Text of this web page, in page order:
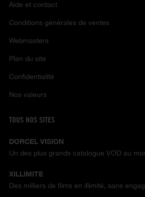
Aide et contact
Conditions générales de ventes
Webmasters
Plan du site
Confidentialité
Nos valeurs
TOUS NOS SITES
DORCEL VISION
Un des plus grands catalogue VOD au
XILLIMITE
Des milliers de films en illimité, sans